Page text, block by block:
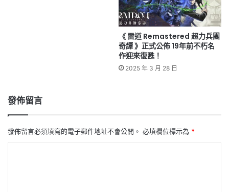
《 雷道 Remastered 超力兵團
奇譚 》正式公佈 19年前不朽名
作迎來復甦！
2025 年 3 月 28 日
發佈留言
發佈留言必須填寫的電子郵件地址不會公開。 必填欄位標示為 *